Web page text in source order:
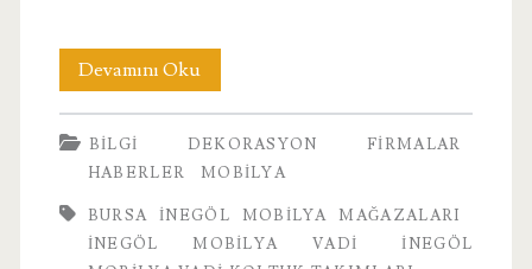
Devamını Okuİnegöl
Mobilya
Vadi
Takımları
BILGI DEKORASYON
FIRMALAR
HABERLER
MOBILYA
BURSA İNEGÖL MOBILYA MAĞAZALARI
INEGÖL MOBILYA VADI
İNEGÖL